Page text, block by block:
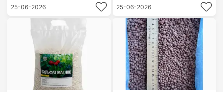
25-06-2026
25-06-2026